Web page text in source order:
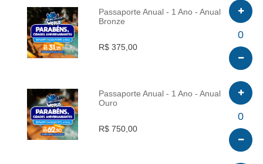
INFO
Passaporte Anual - 1 Ano - Anual
Bronze
R$ 375,00
0
INFO
Passaporte Anual - 1 Ano - Anual
Ouro
R$ 750,00
0